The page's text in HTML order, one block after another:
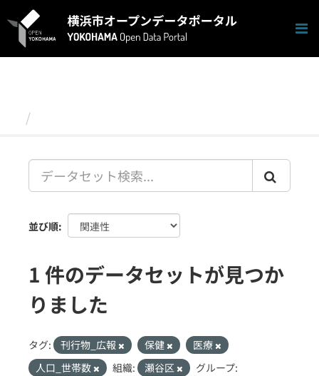
キ
並び順
1 件のデータセットが見つか
りました
タグ: 刊行物_広報 保健
医療
人口_世帯数
組織: 瀬谷区
グループ: